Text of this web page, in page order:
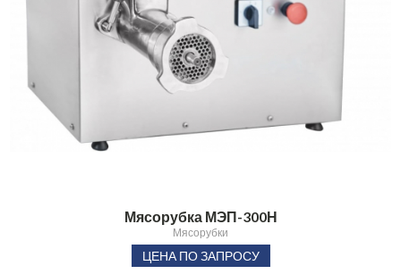
Мясорубка МЭП-300Н
Мясорубки
ЦЕНА ПО ЗАПРОСУ